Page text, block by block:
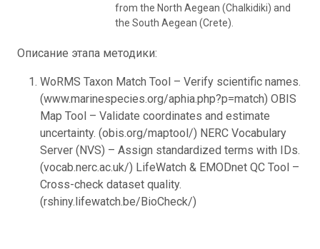
from the North Aegean (Chalkidiki) and
the South Aegean (Crete).
Описание этапа методики:
WoRMS Taxon Match Tool – Verify scientific names.
(www.marinespecies.org/aphia.php?p=match) OBIS
Map Tool – Validate coordinates and estimate
uncertainty. (obis.org/maptool/) NERC Vocabulary
Server (NVS) – Assign standardized terms with IDs.
(vocab.nerc.ac.uk/) LifeWatch & EMODnet QC Tool –
Cross-check dataset quality.
(rshiny.lifewatch.be/BioCheck/)